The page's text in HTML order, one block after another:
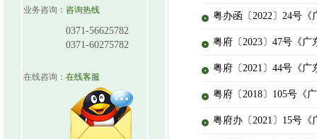
业务咨询： 咨询热线
0371-56625782
0371-60275782
在线咨询： 在线客服
粤办函〔2022〕24号
粤府〔2023〕47号《
粤府〔2021〕44号《
粤府〔2018〕105号《
粤府办〔2021〕15号